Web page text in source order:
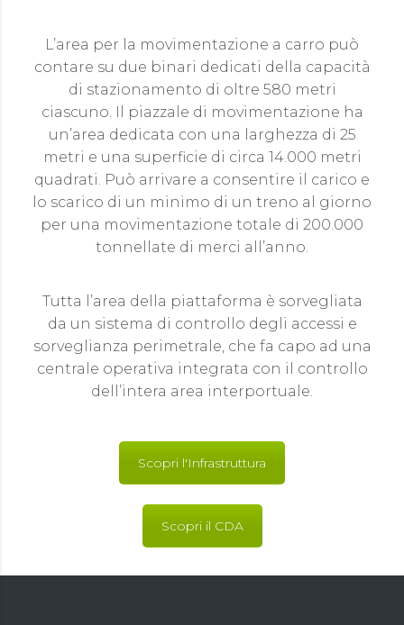
L’area per la movimentazione a carro può
contare su due binari dedicati della capacità
di stazionamento di oltre 580 metri
ciascuno. Il piazzale di movimentazione ha
un’area dedicata con una larghezza di 25
metri e una superficie di circa 14.000 metri
quadrati. Può arrivare a consentire il carico e
lo scarico di un minimo di un treno al giorno
per una movimentazione totale di 200.000
tonnellate di merci all’anno.
Tutta l’area della piattaforma è sorvegliata
da un sistema di controllo degli accessi e
sorveglianza perimetrale, che fa capo ad una
centrale operativa integrata con il controllo
dell’intera area interportuale.
Scopri l'Infrastruttura
Scopri il CDA